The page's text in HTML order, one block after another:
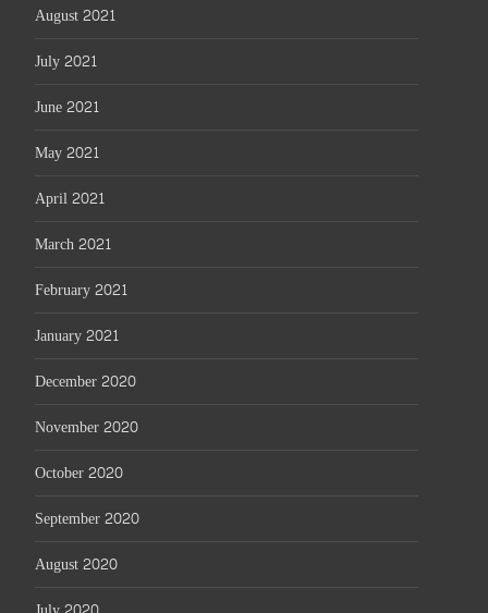
August 2021
July 2021
June 2021
May 2021
April 2021
March 2021
February 2021
January 2021
December 2020
November 2020
October 2020
September 2020
August 2020